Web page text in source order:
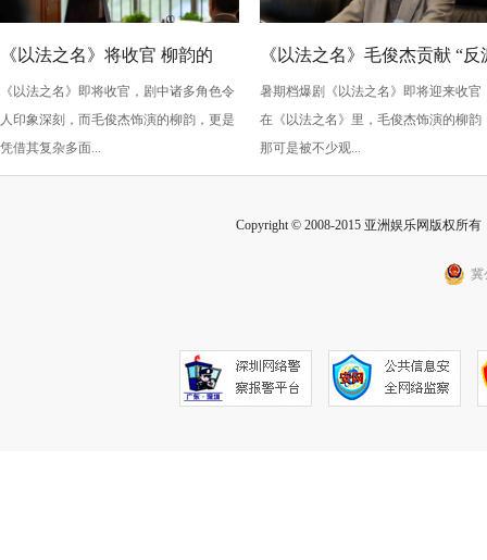
《以法之名》将收官 柳韵的
“蠢” 让毛俊杰重回巅峰
《以法之名》即将收官，剧中诸多角色令
人印象深刻，而毛俊杰饰演的柳韵，更是
凭借其复杂多面...
《以法之名》毛俊杰贡献 “反
级” 演技？柳韵的 “蠢” 是表演
的胜利！
暑期档爆剧《以法之名》即将迎来收官
在《以法之名》里，毛俊杰饰演的柳韵
那可是被不少观...
Copyright © 2008-2015 亚洲娱乐网版权所
冀